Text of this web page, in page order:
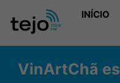
INÍCIO
VinArtChã